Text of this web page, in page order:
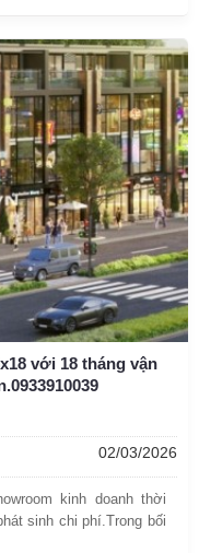
với 18 tháng vận
02/03/2026
kinh doanh thời
sinh chi phí.Trong bối